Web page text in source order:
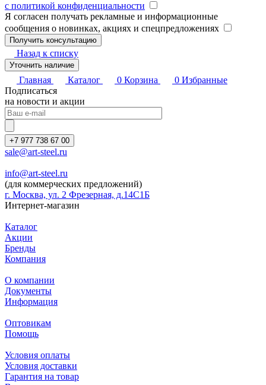
с политикой конфиденциальности
Я согласен получать рекламные и информационные
сообщения о новинках, акциях и спецпредложениях
Назад к списку
Уточнить наличие
Главная Каталог 0 Корзина 0 Избранные
Подписаться
на новости и акции
+7 977 738 67 00
sale@art-steel.ru
info@art-steel.ru
(для коммерческих предложений)
г. Москва, ул. 2 Фрезерная, д.14С1Б
Интернет-магазин
Каталог
Акции
Бренды
Компания
О компании
Документы
Информация
Оптовикам
Помощь
Условия оплаты
Условия доставки
Гарантия на товар